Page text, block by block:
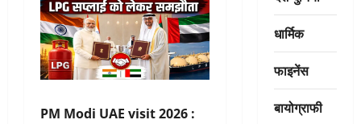
PM Modi UAE visit 2026 :
धार्मिक
फाइनेंस
बायोग्राफी